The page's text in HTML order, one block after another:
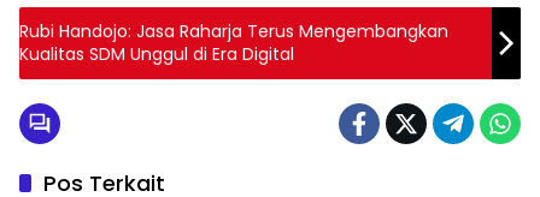
Rubi Handojo: Jasa Raharja Terus Mengembangkan
Kualitas SDM Unggul di Era Digital
Pos Terkait